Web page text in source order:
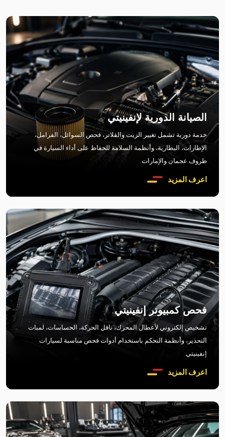
الصيانة الدورية لإنفينيتي
خدمة دورية تشمل تغيير الزيت والفلاتر، فحص السوائل، الفرامل،
الإطارات، البطارية، وأنظمة السلامة للحفاظ على أداء السيارة في
ظروف عجمان والإمارات.
اعرف المزيد
فحص كمبيوتر إنفينيتي
تشخيص إلكتروني لأعطال المحرك، ناقل الحركة، الحساسات، لمبات
التحذير، وأنظمة التحكم باستخدام أدوات فحص مناسبة لسيارات
إنفينيتي.
اعرف المزيد